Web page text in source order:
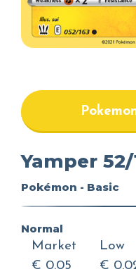
Yamper 52/
Pokémon - Basic
Normal
Market
€ 0.05
Low
€